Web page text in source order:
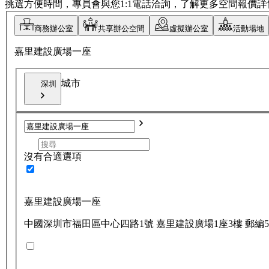
挑選方便時間，專員會與您1:1電話洽詢，了解更多空間報價詳
商務辦公室 共享辦公空間 虛擬辦公室 活動場地
嘉里建設廣場一座
深圳 城市
沒有合適選項
嘉里建設廣場一座
中國深圳市福田區中心四路1號 嘉里建設廣場1座3樓 郵編